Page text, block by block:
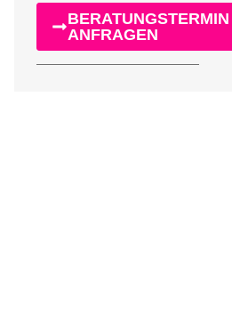
BERATUNGSTERMIN
ANFRAGEN